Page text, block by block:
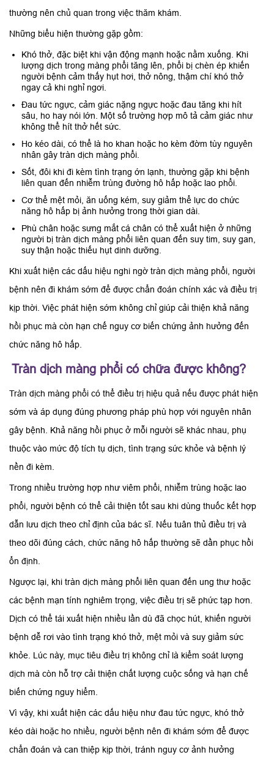
thường nên chủ quan trong việc thăm khám.
Những biểu hiện thường gặp gồm:
Khó thở, đặc biệt khi vận động mạnh hoặc nằm xuống. Khi
lượng dịch trong màng phổi tăng lên, phổi bị chèn ép khiến
người bệnh cảm thấy hụt hơi, thở nông, thậm chí khó thở
ngay cả khi nghỉ ngơi.
Đau tức ngực, cảm giác nặng ngực hoặc đau tăng khi hít
sâu, ho hay nói lớn. Một số trường hợp mô tả cảm giác như
không thể hít thở hết sức.
Ho kéo dài, có thể là ho khan hoặc ho kèm đờm tùy nguyên
nhân gây tràn dịch màng phổi.
Sốt, đôi khi đi kèm tình trạng ớn lạnh, thường gặp khi bệnh
liên quan đến nhiễm trùng đường hô hấp hoặc lao phổi.
Cơ thể mệt mỏi, ăn uống kém, suy giảm thể lực do chức
năng hô hấp bị ảnh hưởng trong thời gian dài.
Phù chân hoặc sưng mắt cá chân có thể xuất hiện ở những
người bị tràn dịch màng phổi liên quan đến suy tim, suy gan,
suy thận hoặc thiếu hụt dinh dưỡng.
Khi xuất hiện các dấu hiệu nghi ngờ tràn dịch màng phổi, người
bệnh nên đi khám sớm để được chẩn đoán chính xác và điều trị
kịp thời. Việc phát hiện sớm không chỉ giúp cải thiện khả năng
hồi phục mà còn hạn chế nguy cơ biến chứng ảnh hưởng đến
chức năng hô hấp.
Tràn dịch màng phổi có chữa được không?
Tràn dịch màng phổi có thể điều trị hiệu quả nếu được phát hiện
sớm và áp dụng đúng phương pháp phù hợp với nguyên nhân
gây bệnh. Khả năng hồi phục ở mỗi người sẽ khác nhau, phụ
thuộc vào mức độ tích tụ dịch, tình trạng sức khỏe và bệnh lý
nền đi kèm.
Trong nhiều trường hợp như viêm phổi, nhiễm trùng hoặc lao
phổi, người bệnh có thể cải thiện tốt sau khi dùng thuốc kết hợp
dẫn lưu dịch theo chỉ định của bác sĩ. Nếu tuân thủ điều trị và
theo dõi đúng cách, chức năng hô hấp thường sẽ dần phục hồi
ổn định.
Ngược lại, khi tràn dịch màng phổi liên quan đến ung thư hoặc
các bệnh mạn tính nghiêm trọng, việc điều trị sẽ phức tạp hơn.
Dịch có thể tái xuất hiện nhiều lần dù đã chọc hút, khiến người
bệnh dễ rơi vào tình trạng khó thở, mệt mỏi và suy giảm sức
khỏe. Lúc này, mục tiêu điều trị không chỉ là kiểm soát lượng
dịch mà còn hỗ trợ cải thiện chất lượng cuộc sống và hạn chế
biến chứng nguy hiểm.
Vì vậy, khi xuất hiện các dấu hiệu như đau tức ngực, khó thở
kéo dài hoặc ho nhiều, người bệnh nên đi khám sớm để được
chẩn đoán và can thiệp kịp thời, tránh nguy cơ ảnh hưởng